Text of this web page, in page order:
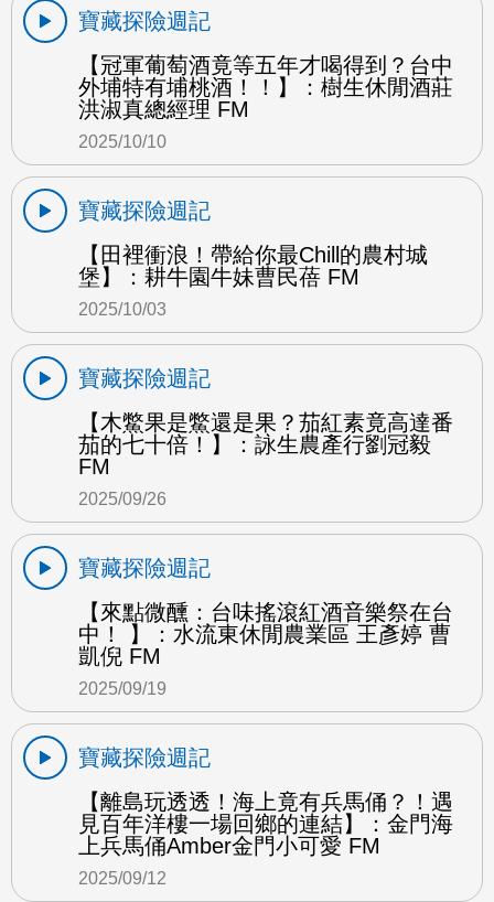
寶藏探險週記
【冠軍葡萄酒竟等五年才喝得到？台中
外埔特有埔桃酒！！】：樹生休閒酒莊
洪淑真總經理 FM
2025/10/10
寶藏探險週記
【田裡衝浪！帶給你最Chill的農村城
堡】：耕牛園牛妹曹民蓓 FM
2025/10/03
寶藏探險週記
【木鱉果是鱉還是果？茄紅素竟高達番
茄的七十倍！】：詠生農產行劉冠毅
FM
2025/09/26
寶藏探險週記
【來點微醺：台味搖滾紅酒音樂祭在台
中！ 】：水流東休閒農業區 王彥婷 曹
凱倪 FM
2025/09/19
寶藏探險週記
【離島玩透透！海上竟有兵馬俑？！遇
見百年洋樓一場回鄉的連結】：金門海
上兵馬俑Amber金門小可愛 FM
2025/09/12